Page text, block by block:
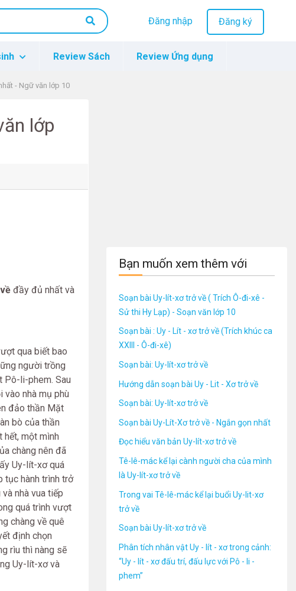
Đăng nhập Đăng ký
Review Sách Review Ứng dụng
- Ngữ văn lớp 10
lớp
đầy đủ nhất và
qua biết bao
người trồng
Pô-li-phem. Sau
vào nhà mụ phù
đảo thần Mặt
bò của thần
hết, một mình
chàng nên đã
Uy-lít-xơ quá
tục hành trình trở
nhà vua tiếp
quá trình vượt
chàng về quê
định chọn
rìu thì nàng sẽ
Uy-lít-xơ và
Bạn muốn xem thêm với
Soạn bài Uy-lít-xơ trở về ( Trích Ô-đi-xê -
Sử thi Hy Lạp) - Soạn văn lớp 10
Soạn bài : Uy - Lít - xơ trở về (Trích khúc ca
XXIII - Ô-đi-xê)
Soạn bài: Uy-lít-xơ trở về
Hướng dẫn soạn bài Uy - Lit - Xơ trở về
Soạn bài: Uy-lít-xơ trở về
Soạn bài Uy-Lít-Xơ trở về - Ngắn gọn nhất
Đọc hiểu văn bản Uy-lít-xơ trở về
Tê-lê-mác kể lại cành người cha của mình
là Uy-lít-xơ trở về
Trong vai Tê-lê-mác kể lại buổi Uy-Iit-xơ
trở về
Soạn bài Uy-lít-xơ trở về
Phân tích nhân vật Uy - lít - xơ trong cảnh:
“Uy - lít - xơ đấu trí, đấu lực với Pô - li -
phem”